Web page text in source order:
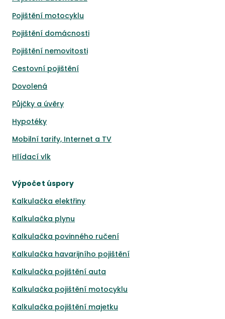
Pojištění motocyklu
Pojištění domácnosti
Pojištění nemovitosti
Cestovní pojištění
Dovolená
Půjčky a úvěry
Hypotéky
Mobilní tarify, Internet a TV
Hlídací vlk
Výpočet úspory
Kalkulačka elektřiny
Kalkulačka plynu
Kalkulačka povinného ručení
Kalkulačka havarijního pojištění
Kalkulačka pojištění auta
Kalkulačka pojištění motocyklu
Kalkulačka pojištění majetku